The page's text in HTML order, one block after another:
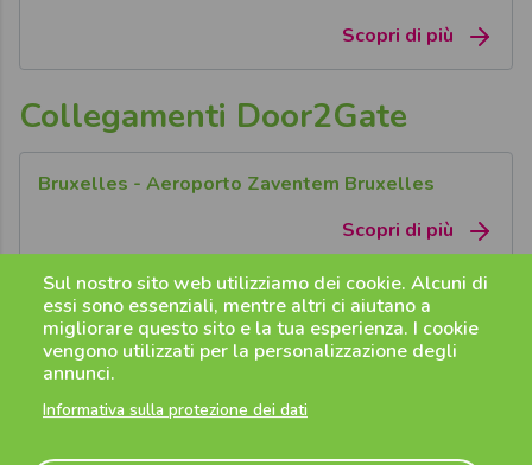
Sul nostro sito web utilizziamo dei cookie. Alcuni di
essi sono essenziali, mentre altri ci aiutano a
migliorare questo sito e la tua esperienza. I cookie
vengono utilizzati per la personalizzazione degli
annunci.
Informativa sulla protezione dei dati
Scopri di più
Collegamenti Door2Gate
Bruxelles - Aeroporto Zaventem Bruxelles
Scopri di più
Lovanio - Aeroporto Zaventem Bruxelles
Scopri di più